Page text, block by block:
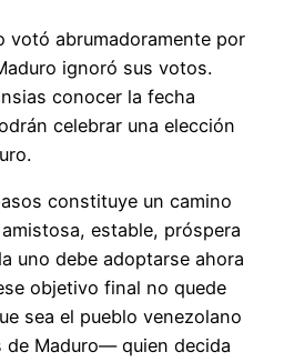
votó abrumadoramente por
ignoró sus votos.
conocer la fecha
celebrar una elección
constituye un camino
estable, próspera
uno debe adoptarse ahora
objetivo final no quede
sea el pueblo venezolano
Maduro— quien decida